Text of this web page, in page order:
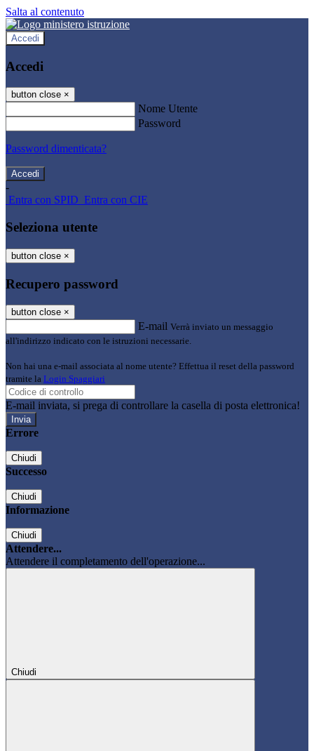
Salta al contenuto
Accedi
Accedi
button close ×
Nome Utente
Password
Password dimenticata?
-
Entra con SPID Entra con CIE
Seleziona utente
button close ×
Recupero password
button close ×
E-mail Verrà inviato un messaggio
all'indirizzo indicato con le istruzioni necessarie.
Non hai una e-mail associata al nome utente? Effettua il reset della password
tramite la Login Spaggiari
E-mail inviata, si prega di controllare la casella di posta elettronica!
Errore
Chiudi
Successo
Chiudi
Informazione
Chiudi
Attendere...
Attendere il completamento dell'operazione...
Chiudi